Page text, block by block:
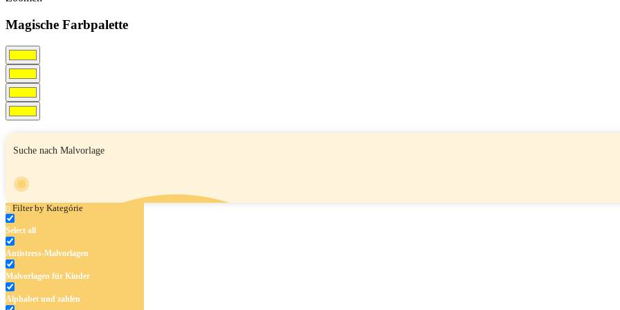
Magische Farbpalette
Filter by Kategórie
Select all
Antistress-Malvorlagen
Malvorlagen für Kinder
Alphabet und zahlen